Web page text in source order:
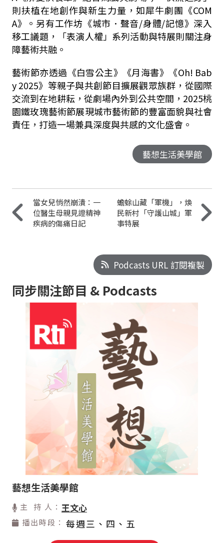
則扶植在地創作與新生力量，如犀牛劇團《COM
A》。另有工作坊《城市．聲音/身體/記憶》深入
移工議題，「表演人權」系列活動與特展則關注身
障藝術共融。
藝術節亦透過《白雪公主》《月海書》《Oh! Bab
y 2025》等親子與共創節目擴展觀眾族群，從國際
交流到在地耕耘，從劇場內外到公共空間， 2025桃
園鐵玫瑰藝術節展現城市藝術節的豐富面貌與社會
責任，打造一場兼具深度與共感的文化盛會。
藝想生活美學館
當女兒悄然崩潰：一
位醫生母親見證精神
疾病的傷痛日記
蟾蜍山藏「軍機」，煥
民新村「守護山城」軍
事特展
Podcasts URL 訂閱複製
同步關注節目 & Podcasts
藝想生活美學館
主 持 人： 王文心
播出時段： 每週三、四、五